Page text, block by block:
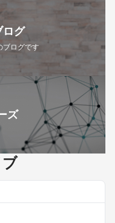
ログ
ブログです
ズ